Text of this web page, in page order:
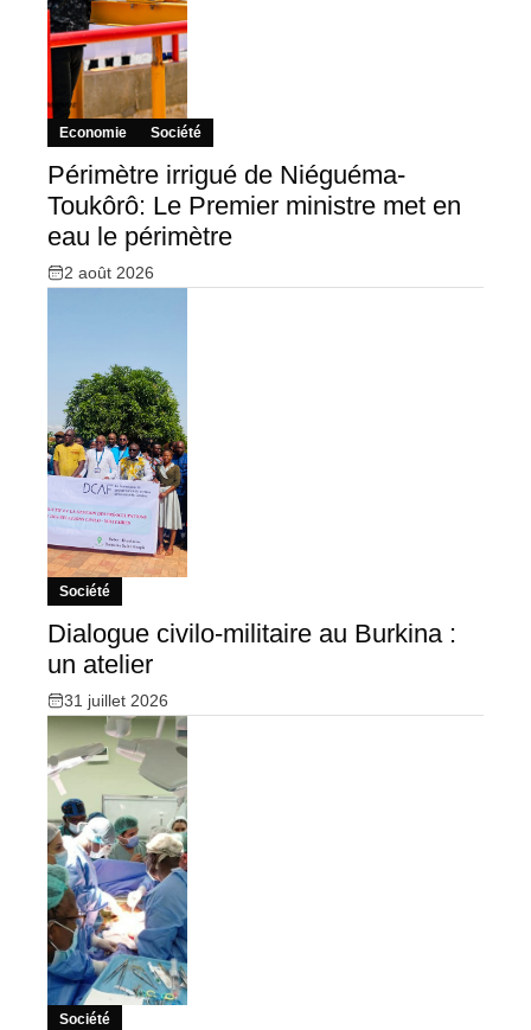
Economie Société
Périmètre irrigué de Niéguéma-
Toukôrô: Le Premier ministre met en
eau le périmètre
2 août 2026
Société
Dialogue civilo-militaire au Burkina :
un atelier
31 juillet 2026
Société